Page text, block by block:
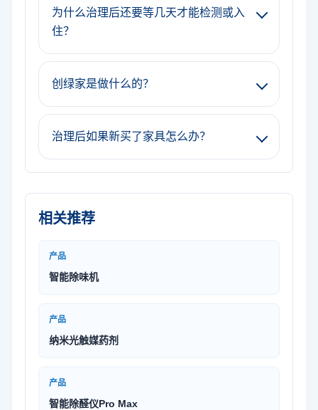
为什么治理后还要等几天才能检测或入
住？
创绿家是做什么的？
治理后如果新买了家具怎么办？
相关推荐
产品
智能除味机
产品
纳米光触媒药剂
产品
智能除醛仪Pro Max